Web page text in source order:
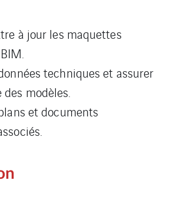
à jour les maquettes
techniques et assurer
modèles.
et documents